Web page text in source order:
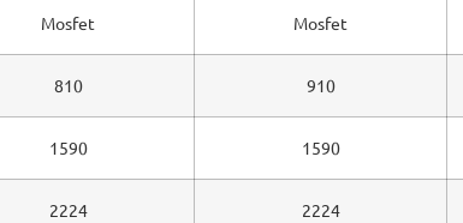
Mosfet Mosfet
810 910
1590 1590
2224 2224